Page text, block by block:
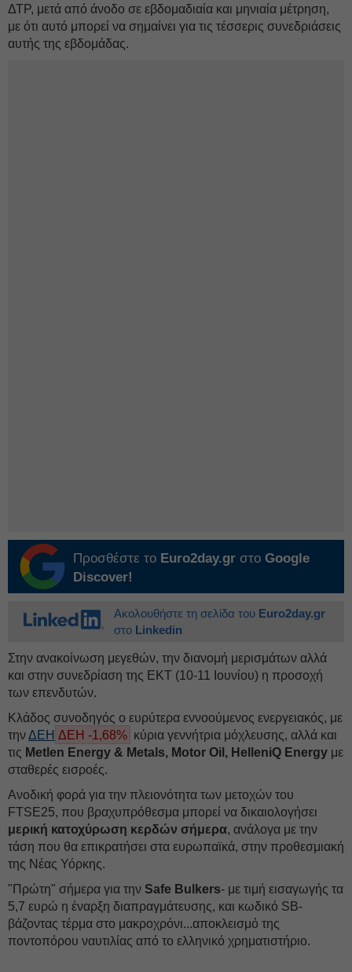
ΔΤΡ, μετά από άνοδο σε εβδομαδιαία και μηνιαία μέτρηση,
με ότι αυτό μπορεί να σημαίνει για τις τέσσερις συνεδριάσεις
αυτής της εβδομάδας.
Προσθέστε το Euro2day.gr στο Google
Discover!
Ακολουθήστε τη σελίδα του Euro2day.gr
στο Linkedin
Στην ανακοίνωση μεγεθών, την διανομή μερισμάτων αλλά
και στην συνεδρίαση της ΕΚΤ (10-11 Ιουνίου) η προσοχή
των επενδυτών.
Κλάδος συνοδηγός ο ευρύτερα εννοούμενος ενεργειακός, με
τηνΔΕΗ ΔΕΗ -1,68% κύρια γεννήτρια μόχλευσης, αλλά και
τις Metlen Energy & Metals, Motor Oil, HelleniQ Energy με
σταθερές εισροές.
Ανοδική φορά για την πλειονότητα των μετοχών του
FTSE25, που βραχυπρόθεσμα μπορεί να δικαιολογήσει
μερική κατοχύρωση κερδών σήμερα, ανάλογα με την
τάση που θα επικρατήσει στα ευρωπαϊκά, στην προθεσμιακή
της Νέας Υόρκης.
"Πρώτη" σήμερα για την Safe Bulkers- με τιμή εισαγωγής τα
5,7 ευρώ η έναρξη διαπραγμάτευσης, και κωδικό SB-
βάζοντας τέρμα στο μακροχρόνι...αποκλεισμό της
ποντοπόρου ναυτιλίας από το ελληνικό χρηματιστήριο.